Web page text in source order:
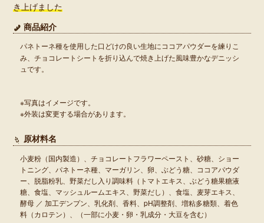
き上げました
商品紹介
パネトーネ種を使用した口どけの良い生地にココアパウダーを練りこ
み、チョコレートシートを折り込んで焼き上げた風味豊かなデニッシ
ュです。
※写真はイメージです。
※外装は変更する場合があります。
原材料名
小麦粉（国内製造）、チョコレートフラワーペースト、砂糖、ショー
トニング、パネトーネ種、マーガリン、卵、ぶどう糖、ココアパウダ
ー、脱脂粉乳、野菜だし入り調味料（トマトエキス、ぶどう糖果糖液
糖、食塩、マッシュルームエキス、野菜だし）、食塩、麦芽エキス、
酵母 ／ 加工デンプン、乳化剤、香料、pH調整剤、増粘多糖類、着色
料（カロテン）、（一部に小麦・卵・乳成分・大豆を含む）